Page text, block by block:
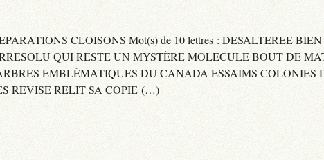
CLOISONS Mot(s) de 10 lettres : DESALTEREE
QUI RESTE UN MYSTÈRE MOLECULE BOUT DE
EMBLÉMATIQUES DU CANADA ESSAIMS COLONIES
REVISE RELIT SA COPIE (…)